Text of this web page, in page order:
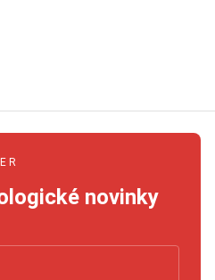
novinky